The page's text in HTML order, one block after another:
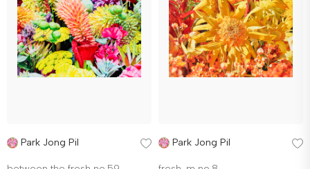
Park Jong Pil Park Jong Pil